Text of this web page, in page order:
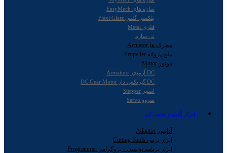
سازه های EasyMech
پلکسی گلس Plexi Glass
فلزی Metal
نی سازه
محرک ها Actuator
ملخ پروانه Propeller
موتور Motor
DC آرمیچر Armature
DC گیربکس دار DC Gear Motor
استپر Stepper
سروو Servo
ابزار آلات و تجهیزات
آداپتور Adaptor
ابزار برش Cutting Tools
ابزار برنامه نویسی ، پروگرامر Programmer